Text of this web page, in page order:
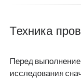
Техника
Перед
исследования